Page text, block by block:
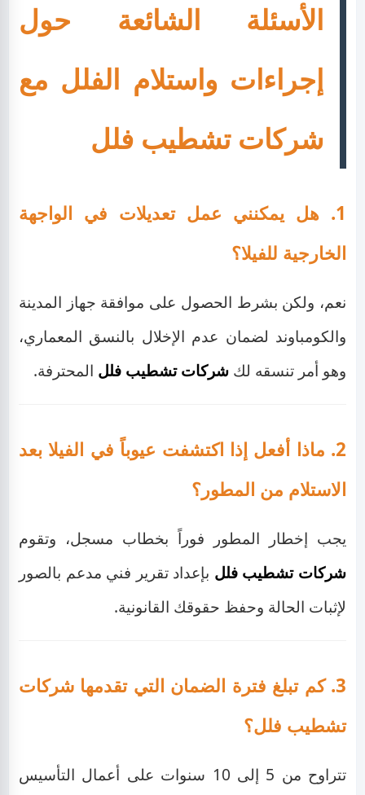
الأسئلة الشائعة حول
إجراءات واستلام الفلل مع
شركات تشطيب فلل
1. هل يمكنني عمل تعديلات في الواجهة
الخارجية للفيلا؟
نعم، ولكن بشرط الحصول على موافقة جهاز المدينة
والكومباوند لضمان عدم الإخلال بالنسق المعماري،
وهو أمر تنسقه لك شركات تشطيب فلل المحترفة.
2. ماذا أفعل إذا اكتشفت عيوباً في الفيلا بعد
الاستلام من المطور؟
يجب إخطار المطور فوراً بخطاب مسجل، وتقوم
شركات تشطيب فلل بإعداد تقرير فني مدعم بالصور
لإثبات الحالة وحفظ حقوقك القانونية.
3. كم تبلغ فترة الضمان التي تقدمها شركات
تشطيب فلل؟
تتراوح من 5 إلى 10 سنوات على أعمال التأسيس